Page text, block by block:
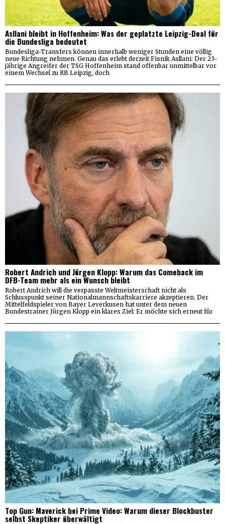
Asllani bleibt in Hoffenheim: Was der geplatzte Leipzig-Deal für
die Bundesliga bedeutet
Bundesliga-Transfers können innerhalb weniger Stunden eine völlig
neue Richtung nehmen. Genau das erlebt derzeit Fisnik Asllani: Der 23-
jährige Angreifer der TSG Hoffenheim stand offenbar unmittelbar vor
einem Wechsel zu RB Leipzig, doch
Robert Andrich und Jürgen Klopp: Warum das Comeback im
DFB-Team mehr als ein Wunsch bleibt
Robert Andrich will die verpasste Weltmeisterschaft nicht als
Schlusspunkt seiner Nationalmannschaftskarriere akzeptieren. Der
Mittelfeldspieler von Bayer Leverkusen hat unter dem neuen
Bundestrainer Jürgen Klopp ein klares Ziel: Er möchte sich erneut für
Top Gun: Maverick bei Prime Video: Warum dieser Blockbuster
selbst Skeptiker überwältigt